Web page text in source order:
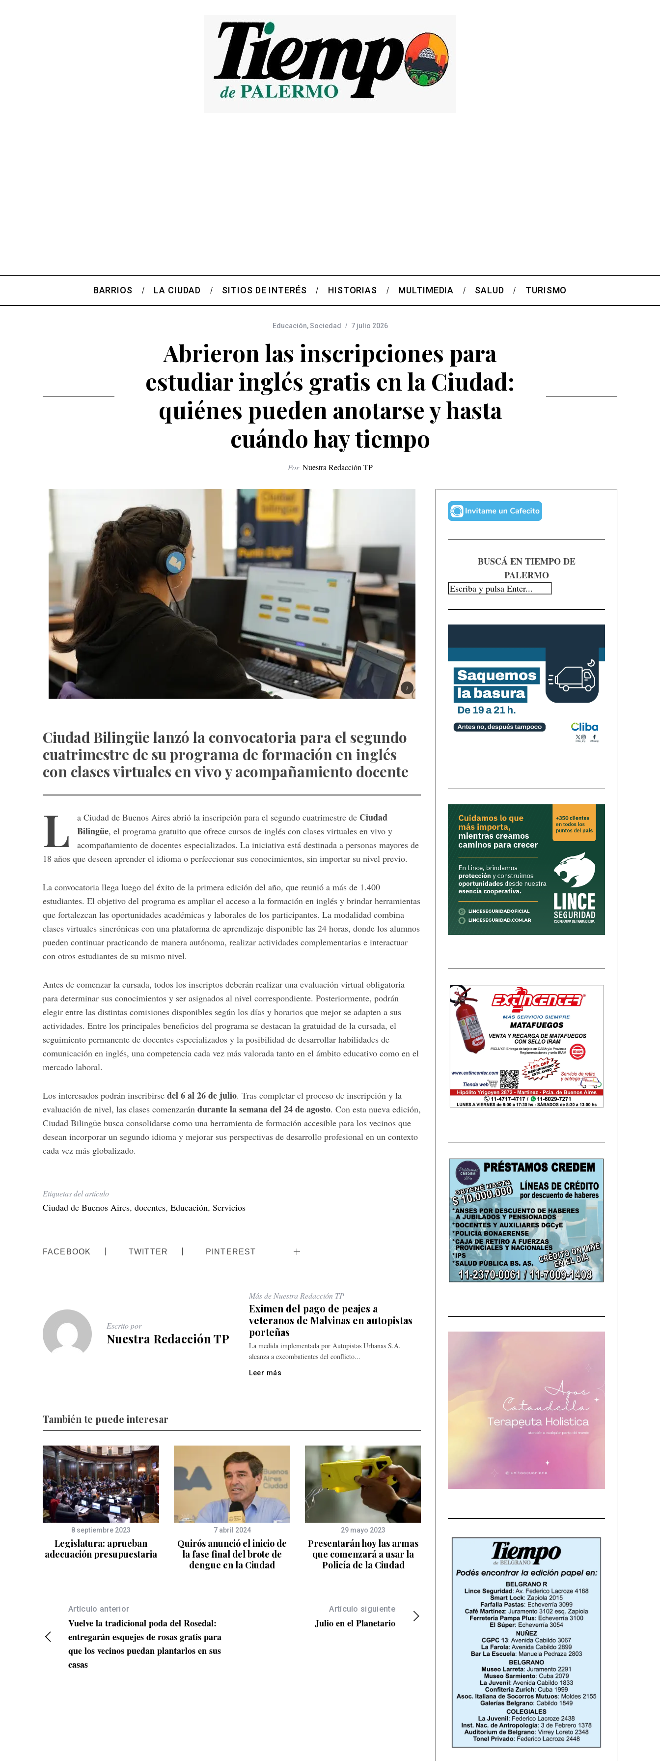
BARRIOS LA CIUDAD SITIOS DE INTERÉS HISTORIAS MULTIMEDIA SALUD TURISMO
Educación,Sociedad 7 julio 2026
Abrieron las inscripciones para
estudiar inglés gratis en la Ciudad:
quiénes pueden anotarse y hasta
cuándo hay tiempo
Por Nuestra Redacción TP
Ciudad Bilingüe lanzó la convocatoria para el segundo
cuatrimestre de su programa de formación en inglés
con clases virtuales en vivo y acompañamiento docente
L a Ciudad de Buenos Aires abrió la inscripción para el segundo cuatrimestre de Ciudad
Bilingüe, el programa gratuito que ofrece cursos de inglés con clases virtuales en vivo y
acompañamiento de docentes especializados. La iniciativa está destinada a personas mayores de
18 años que deseen aprender el idioma o perfeccionar sus conocimientos, sin importar su nivel previo.
La convocatoria llega luego del éxito de la primera edición del año, que reunió a más de 1.400
estudiantes. El objetivo del programa es ampliar el acceso a la formación en inglés y brindar herramientas
que fortalezcan las oportunidades académicas y laborales de los participantes. La modalidad combina
clases virtuales sincrónicas con una plataforma de aprendizaje disponible las 24 horas, donde los alumnos
pueden continuar practicando de manera autónoma, realizar actividades complementarias e interactuar
con otros estudiantes de su mismo nivel.
Antes de comenzar la cursada, todos los inscriptos deberán realizar una evaluación virtual obligatoria
para determinar sus conocimientos y ser asignados al nivel correspondiente. Posteriormente, podrán
elegir entre las distintas comisiones disponibles según los días y horarios que mejor se adapten a sus
actividades. Entre los principales beneficios del programa se destacan la gratuidad de la cursada, el
seguimiento permanente de docentes especializados y la posibilidad de desarrollar habilidades de
comunicación en inglés, una competencia cada vez más valorada tanto en el ámbito educativo como en el
mercado laboral.
Los interesados podrán inscribirse del 6 al 26 de julio. Tras completar el proceso de inscripción y la
evaluación de nivel, las clases comenzarán durante la semana del 24 de agosto. Con esta nueva edición,
Ciudad Bilingüe busca consolidarse como una herramienta de formación accesible para los vecinos que
desean incorporar un segundo idioma y mejorar sus perspectivas de desarrollo profesional en un contexto
cada vez más globalizado.
Etiquetas del artículo
Ciudad de Buenos Aires, docentes, Educación, Servicios
FACEBOOK TWITTER PINTEREST
Escrito por
Nuestra Redacción TP
Más de Nuestra Redacción TP
Eximen del pago de peajes a
veteranos de Malvinas en autopistas
porteñas
La medida implementada por Autopistas Urbanas S.A.
alcanza a excombatientes del conflicto...
Leer más
También te puede interesar
8 septiembre 2023
Legislatura: aprueban
adecuación presupuestaria
7 abril 2024
Quirós anunció el inicio de
la fase final del brote de
dengue en la Ciudad
29 mayo 2023
Presentarán hoy las armas
que comenzará a usar la
Policía de la Ciudad
Artículo anterior
Vuelve la tradicional poda del Rosedal:
entregarán esquejes de rosas gratis para
que los vecinos puedan plantarlos en sus
casas
Artículo siguiente
Julio en el Planetario
BUSCÁ EN TIEMPO DE
PALERMO
S
e
h
f
r
: